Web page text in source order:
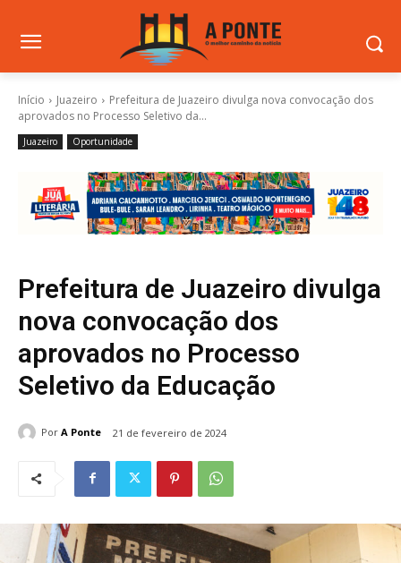
Início Juazeiro
Prefeitura de Juazeiro divulga nova convocação dos
aprovados no Processo Seletivo da...
Juazeiro Oportunidade
Prefeitura de Juazeiro divulga
nova convocação dos
aprovados no Processo
Seletivo da Educação
Por A Ponte 21 de fevereiro de 2024